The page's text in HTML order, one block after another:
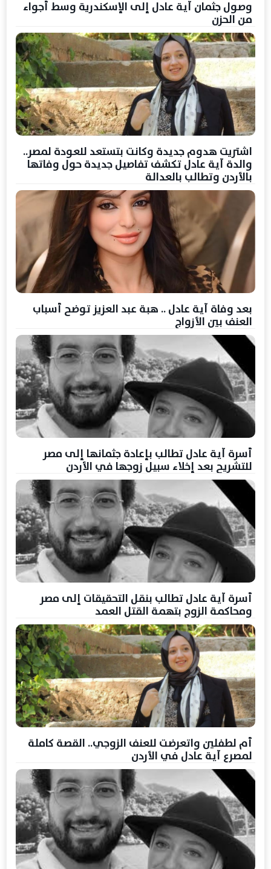
وصول جثمان آية عادل إلى الإسكندرية وسط أجواء
من الحزن
اشتريت هدوم جديدة وكانت بتستعد للعودة لمصر..
والدة آية عادل تكشف تفاصيل جديدة حول وفاتها
بالأردن وتطالب بالعدالة
بعد وفاة آية عادل .. هبة عبد العزيز توضح أسباب
العنف بين الأزواج
أسرة آية عادل تطالب بإعادة جثمانها إلى مصر
للتشريح بعد إخلاء سبيل زوجها في الأردن
أسرة آية عادل تطالب بنقل التحقيقات إلى مصر
ومحاكمة الزوج بتهمة القتل العمد
أم لطفلين واتعرضت للعنف الزوجي.. القصة كاملة
لمصرع آية عادل في الأردن